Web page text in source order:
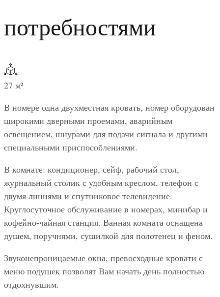
потребностями
27 м²
В номере одна двухместная кровать, номер оборудован
широкими дверными проемами, аварийным
освещением, шнурами для подачи сигнала и другими
специальными приспособлениями.
В комнате: кондиционер, сейф, рабочий стол,
журнальный столик с удобным креслом, телефон с
двумя линиями и спутниковое телевидение.
Круглосуточное обслуживание в номерах, минибар и
кофейно-чайная станция. Ванная комната оснащена
душем, поручнями, сушилкой для полотенец и феном.
Звуконепроницаемые окна, превосходные кровати с
меню подушек позволят Вам начать день полностью
отдохнувшим.